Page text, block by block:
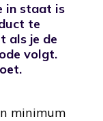
in staat is
te
als je de
volgt.
minimum